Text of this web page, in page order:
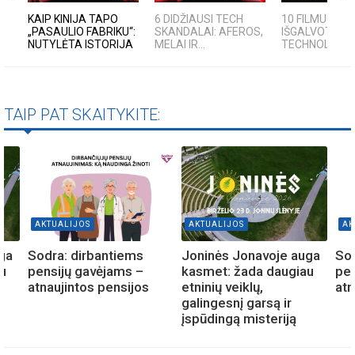
KAIP KINIJA TAPO
„PASAULIO FABRIKU“:
NUTYLĖTA ISTORIJA
6 DIDŽIAUSI TECH
SKANDALAI: AFEROS,
MELAI IR...
10 FILMUOSE
IŠGALVOTŲ
TAIP PAT SKAITYKITE:
AKTUALIJOS
Sodra: dirbantiems
pensijų gavėjams –
atnaujintos pensijos
AKTUALIJOS
Joninės Jonavoje auga
kasmet: žada daugiau
etninių veiklų,
galingesnį garsą ir
įspūdingą misteriją